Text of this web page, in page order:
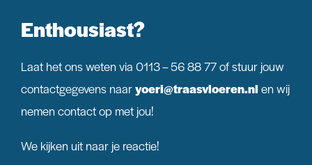
Enthousiast?
Laat het ons weten via 0113 – 56 88 77 of stuur jouw
contactgegevens naaryoeri@traasvloeren.nl en wij
nemen contact op met jou!
We kijken uit naar je reactie!